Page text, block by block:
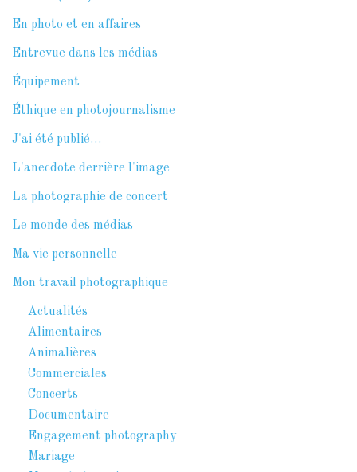
En photo et en affaires
Entrevue dans les médias
Équipement
Éthique en photojournalisme
J'ai été publié…
L'anecdote derrière l'image
La photographie de concert
Le monde des médias
Ma vie personnelle
Mon travail photographique
Actualités
Alimentaires
Animalières
Commerciales
Concerts
Documentaire
Engagement photography
Mariage